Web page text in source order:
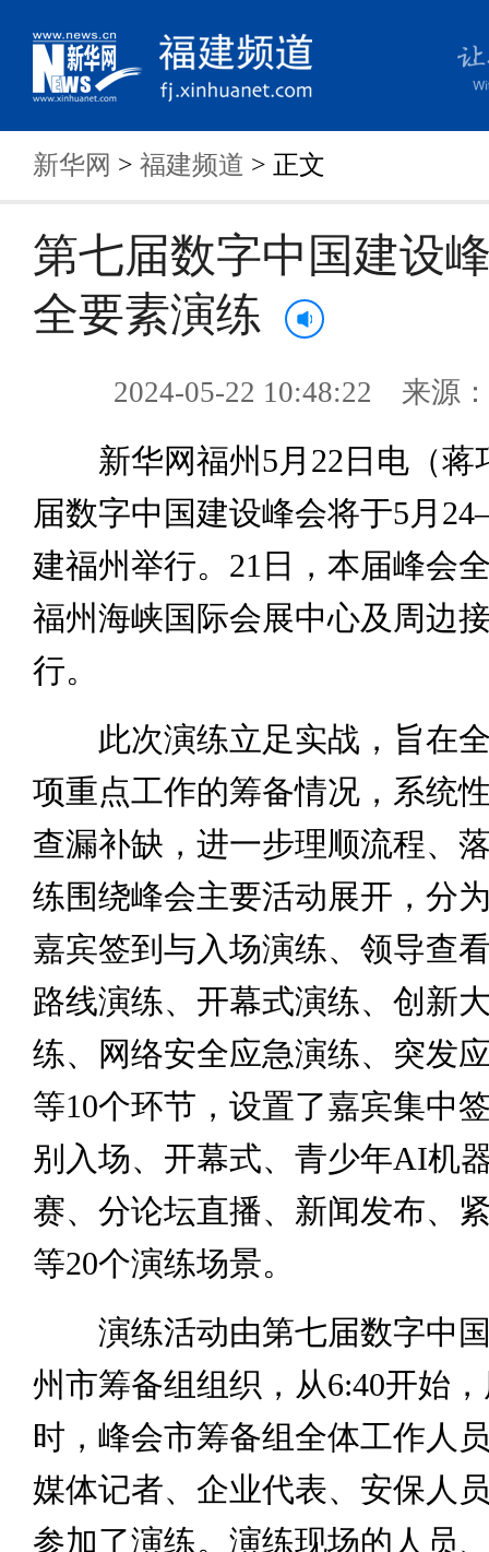
新华网 > 福建频道 > 正文
第七届数字中国建设
全要素演练
2024-05-22 10:48:22 来源
新华网福州5月22日电（蒋
届数字中国建设峰会将于5月
建福州举行。21日，本届峰会
福州海峡国际会展中心及周边
行。
此次演练立足实战，旨在全
项重点工作的筹备情况，系统
查漏补缺，进一步理顺流程、
练围绕峰会主要活动展开，分
嘉宾签到与入场演练、领导查
路线演练、开幕式演练、创新
练、网络安全应急演练、突发
等10个环节，设置了嘉宾集中
别入场、开幕式、青少年AI机
赛、分论坛直播、新闻发布、
等20个演练场景。
演练活动由第七届数字中国
州市筹备组组织，从6:40开始
时，峰会市筹备组全体工作人
媒体记者、企业代表、安保人
参加了演练。演练现场的人员